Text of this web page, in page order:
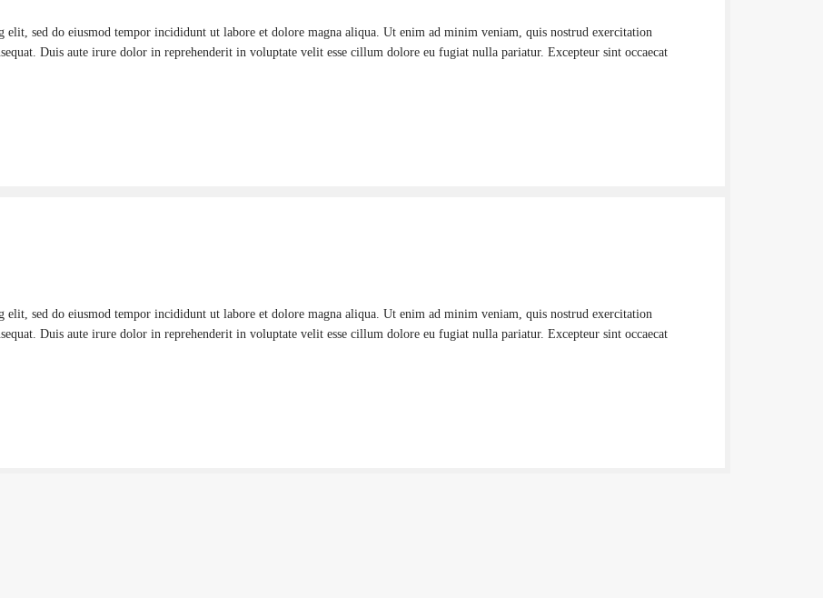
elit, sed do eiusmod tempor incididunt ut labore et dolore magna aliqua. Ut enim ad minim veniam, quis nostrud exercitation
Duis aute irure dolor in reprehenderit in voluptate velit esse cillum dolore eu fugiat nulla pariatur. Excepteur sint occaecat
elit, sed do eiusmod tempor incididunt ut labore et dolore magna aliqua. Ut enim ad minim veniam, quis nostrud exercitation
Duis aute irure dolor in reprehenderit in voluptate velit esse cillum dolore eu fugiat nulla pariatur. Excepteur sint occaecat